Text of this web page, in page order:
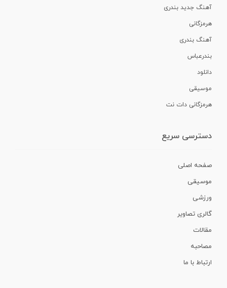
آهنگ جدید بندری
هرمزگانی
آهنگ بندری
بندرعباس
دانلود
موسیقی
هرمزگانی دات نت
دسترسی سریع
صفحه اصلی
موسیقی
ورزشی
گالری تصاویر
مقالات
مصاحبه
ارتباط با ما